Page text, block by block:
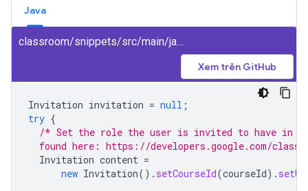
Java
classroom/snippets/src/main/java/CreateInvitation.java
Xem trên GitHub
Invitation invitation = null ;
try {
/* Set the role the user is invited to have in
found here: https://developers.google.com/
Invitation content =
new Invitation(). setCourseId(courseId).